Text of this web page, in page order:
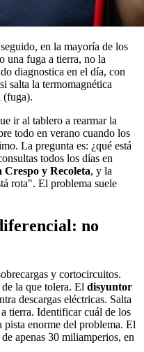
en la mayoría de los
una fuga a tierra, no la
diagnostica en el día, con
salta la termomagnética
(fuga).
ir al tablero a rearmar la
todo en verano cuando los
La pregunta es: ¿qué está
todos los días en
y Recoleta, y la
rota". El problema suele
no
y cortocircuitos.
la que tolera. El disyuntor
descargas eléctricas. Salta
tierra. Identificar cuál de los
pista enorme del problema. El
apenas 30 miliamperios, en